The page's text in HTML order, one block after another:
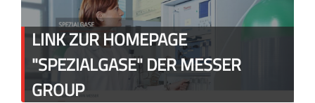
LINK ZUR HOMEPAGE
"SPEZIALGASE" DER MESSER
GROUP